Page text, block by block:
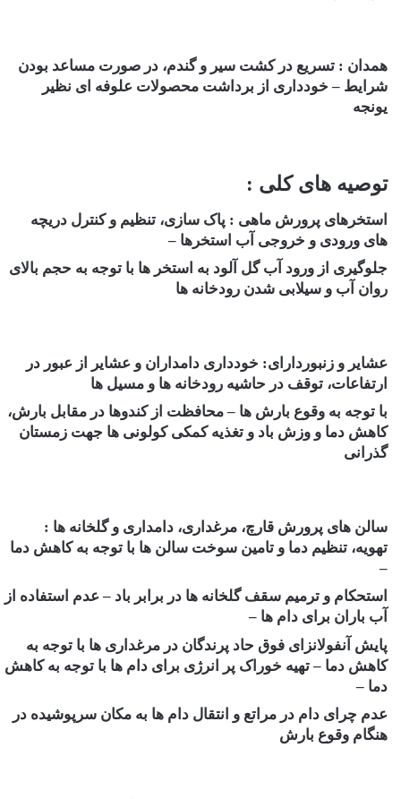
همدان : تسریع در کشت سیر و گندم، در صورت مساعد بودن
شرایط – خودداری از برداشت محصولات علوفه ای نظیر
یونجه
توصیه های کلی :
استخرهای پرورش ماهی : پاک سازی، تنظیم و کنترل دریچه
های ورودی و خروجی آب استخرها –
جلوگیری از ورود آب گل آلود به استخر ها با توجه به حجم بالای
روان آب و سیلابی شدن رودخانه ها
عشایر و زنبوردارای: خودداری دامداران و عشایر از عبور در
ارتفاعات، توقف در حاشیه رودخانه‏ ها و مسیل‏ ها
با توجه به وقوع بارش ها‏ – محافظت از کندوها در مقابل بارش،
کاهش دما و وزش باد و تغذیه کمکی کولونی ها جهت زمستان
گذرانی
سالن های پرورش قارچ، مرغداری، دامداری و گلخانه ها :
تهویه، تنظیم دما و تامین سوخت سالن ها با توجه به کاهش دما
–
استحکام و ترمیم سقف گلخانه ها در برابر باد – عدم استفاده از
آب باران برای دام ها –
پایش آنفولانزای فوق حاد پرندگان در مرغداری ها با توجه به
کاهش دما – تهیه خوراک پر انرژی برای دام ها با توجه به کاهش
دما –
عدم چرای دام در مراتع و انتقال دام ها به مکان سرپوشیده در
هنگام وقوع بارش